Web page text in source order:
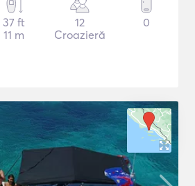
37 ft
11 m
12
Croazieră
0